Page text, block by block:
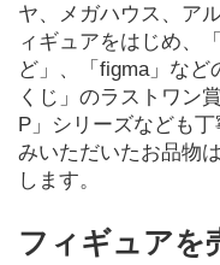
ヤ、メガハウス、ア
ィギュアをはじめ、
ど」、「figma」など
くじ」のラストワン
P」シリーズなども
みいただいたお品物
します。
フィギュアを